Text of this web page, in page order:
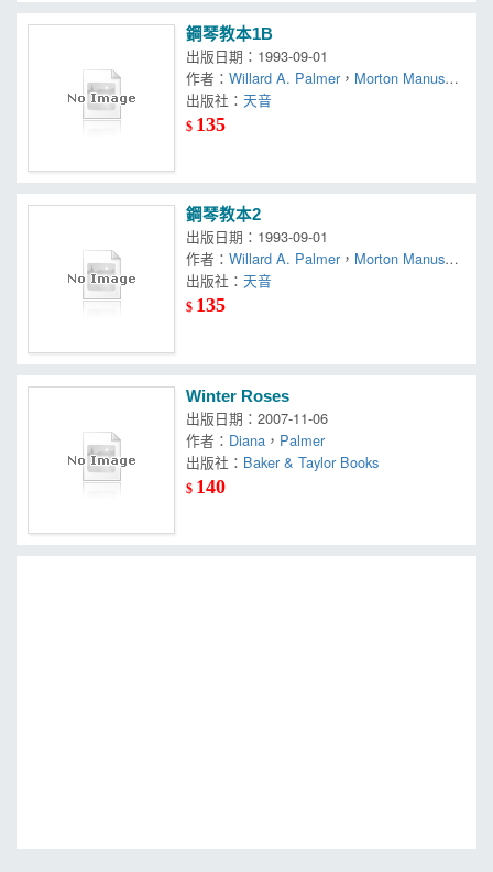
鋼琴教本1B
出版日期：1993-09-01
作者：Willard A. Palmer ， Morton Manus，
Amanda Vick Lethco
出版社：
$ 135
鋼琴教本2
出版日期：1993-09-01
作者：Willard A. Palmer ， Morton Manus，
Amanda Vick Lethco
出版社：
$ 135
Winter Roses
出版日期：2007-11-06
作者： Diana ， Palmer
出版社： Baker & Taylor Books
$ 140